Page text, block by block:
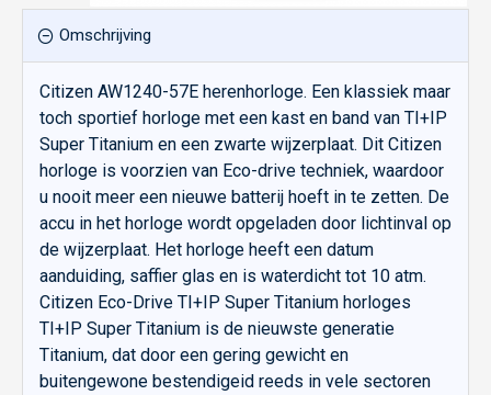
Omschrijving
Citizen AW1240-57E herenhorloge. Een klassiek maar
toch sportief horloge met een kast en band van TI+IP
Super Titanium en een zwarte wijzerplaat. Dit Citizen
horloge is voorzien van Eco-drive techniek, waardoor
u nooit meer een nieuwe batterij hoeft in te zetten. De
accu in het horloge wordt opgeladen door lichtinval op
de wijzerplaat. Het horloge heeft een datum
aanduiding, saffier glas en is waterdicht tot 10 atm.
Citizen Eco-Drive TI+IP Super Titanium horloges
TI+IP Super Titanium is de nieuwste generatie
Titanium, dat door een gering gewicht en
buitengewone bestendigeid reeds in vele sectoren